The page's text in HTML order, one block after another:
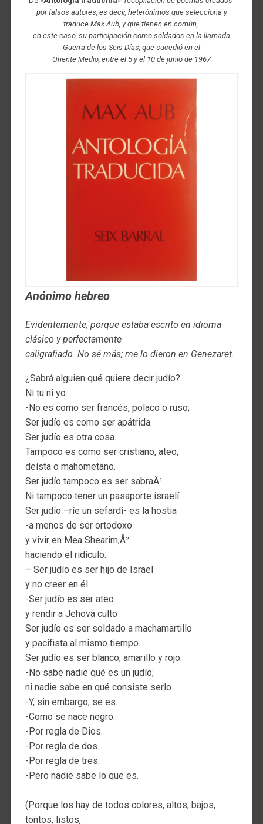
por falsos autores, es decir, heterónimos que selecciona y
traduce Max Aub, y que tienen en común,
en este caso, su participación como soldados en la llamada
Guerra de los Seis Días, que sucedió en el
Oriente Medio, entre el 5 y el 10 de junio de 1967
Anónimo hebreo
Evidentemente, porque estaba escrito en idioma
clásico y perfectamente
caligrafiado. No sé más; me lo dieron en Genezaret.
¿Sabrá alguien qué quiere decir judío?
Ni tu ni yo…
-No es como ser francés, polaco o ruso;
Ser judío es como ser apátrida.
Ser judío es otra cosa.
Tampoco es como ser cristiano, ateo,
deísta o mahometano.
Ser judío tampoco es ser sabraÂ¹
Ni tampoco tener un pasaporte israelí
Ser judío –ríe un sefardí- es la hostia
-a menos de ser ortodoxo
y vivir en Mea Shearim,Â²
haciendo el ridículo.
– Ser judío es ser hijo de Israel
y no creer en él.
-Ser judío es ser ateo
y rendir a Jehová culto
Ser judío es ser soldado a machamartillo
y pacifista al mismo tiempo.
Ser judío es ser blanco, amarillo y rojo.
-No sabe nadie qué es un judío;
ni nadie sabe en qué consiste serlo.
-Y, sin embargo, se es.
-Como se nace negro.
-Por regla de Dios.
-Por regla de dos.
-Por regla de tres.
-Pero nadie sabe lo que es.
(Porque los hay de todos colores, altos, bajos,
tontos, listos,